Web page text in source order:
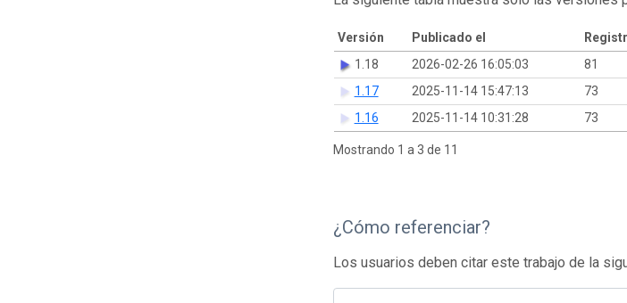
Versión Publicado el
1.18
2026-02-26 16:05:03 81
1.17
2025-11-14 15:47:13 73
1.16
2025-11-14 10:31:28 73
Mostrando 1 a 3 de 11
¿Cómo referenciar?
Los usuarios deben citar este trabajo de la